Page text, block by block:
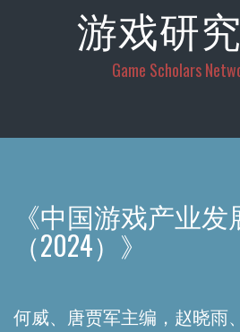
游戏研
Game Scholars
《中国游戏产业
（2024）》
何威、唐贾军主编， 赵晓雨